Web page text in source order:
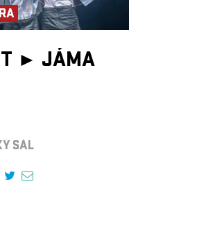
► JÁMA
SÁL